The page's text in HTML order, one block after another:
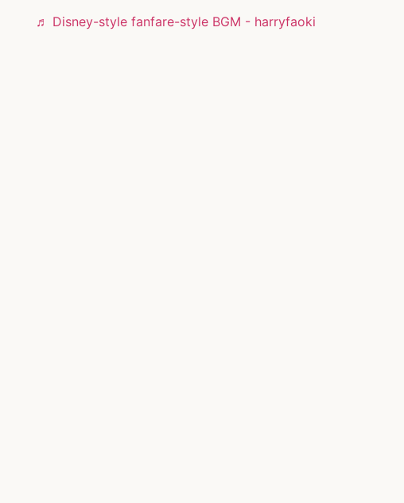
♬ Disney-style fanfare-style BGM - harryfaoki